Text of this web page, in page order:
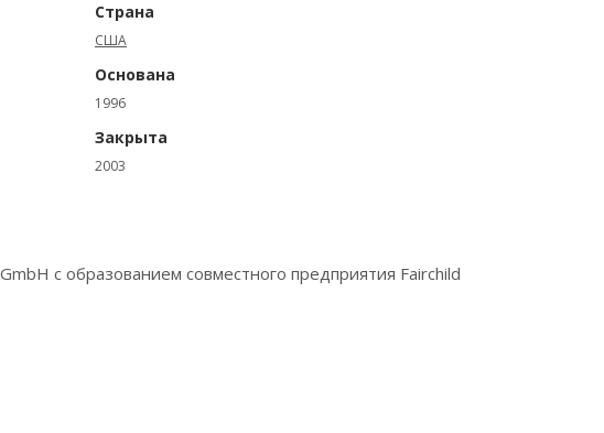
Страна
США
Основана
1996
Закрыта
2003
с образованием совместного предприятия Fairchild